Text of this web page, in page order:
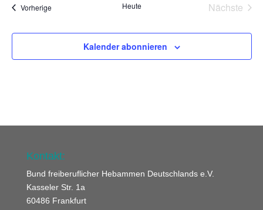
VorherigeVeranstaltungen Heute
Nächste
Kalender abonnieren
Kontakt:
Bund freiberuflicher Hebammen Deutschlands e.V.
Kasseler Str. 1a
60486 Frankfurt